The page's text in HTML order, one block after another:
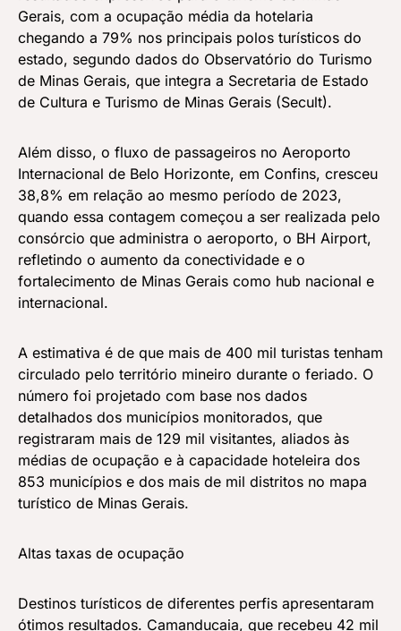
Gerais, com a ocupação média da hotelaria
chegando a 79% nos principais polos turísticos do
estado, segundo dados do Observatório do Turismo
de Minas Gerais, que integra a Secretaria de Estado
de Cultura e Turismo de Minas Gerais (Secult).
Além disso, o fluxo de passageiros no Aeroporto
Internacional de Belo Horizonte, em Confins, cresceu
38,8% em relação ao mesmo período de 2023,
quando essa contagem começou a ser realizada pelo
consórcio que administra o aeroporto, o BH Airport,
refletindo o aumento da conectividade e o
fortalecimento de Minas Gerais como hub nacional e
internacional.
A estimativa é de que mais de 400 mil turistas tenham
circulado pelo território mineiro durante o feriado. O
número foi projetado com base nos dados
detalhados dos municípios monitorados, que
registraram mais de 129 mil visitantes, aliados às
médias de ocupação e à capacidade hoteleira dos
853 municípios e dos mais de mil distritos no mapa
turístico de Minas Gerais.
Altas taxas de ocupação
Destinos turísticos de diferentes perfis apresentaram
ótimos resultados. Camanducaia, que recebeu 42 mil